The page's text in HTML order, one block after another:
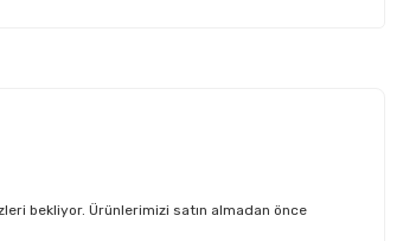
bekliyor. Ürünlerimizi satın almadan önce